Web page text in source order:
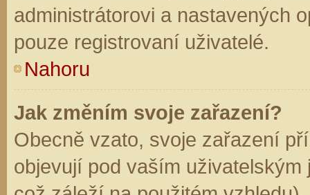
administrátorovi a nastavených
pouze registrovaní uživatelé.
Nahoru
Jak změním svoje zařazení?
Obecně vzato, svoje zařazení
objevují pod vaším